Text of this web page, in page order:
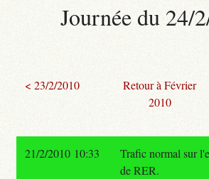
Journée du 24/
< 23/2/2010
Retour à Février
2010
21/2/2010 10:33
Trafic normal sur
de RER.